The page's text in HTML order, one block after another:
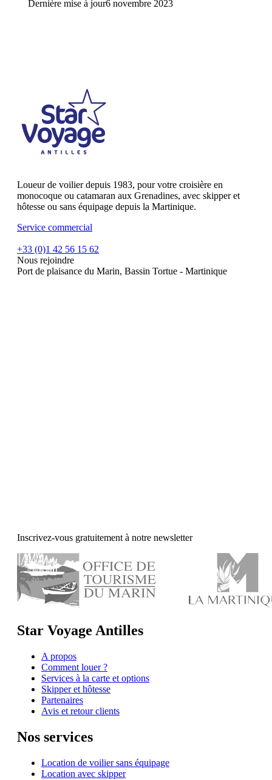
Dernière mise à jour6 novembre 2023
Loueur de voilier depuis 1983, pour votre croisière en
monocoque ou catamaran aux Grenadines, avec skipper et
hôtesse ou sans équipage depuis la Martinique.
Service commercial
+33 (0)1 42 56 15 62
Nous rejoindre
Port de plaisance du Marin, Bassin Tortue - Martinique
Inscrivez-vous gratuitement à notre newsletter
Star Voyage Antilles
A propos
Comment louer ?
Services à la carte et options
Skipper et hôtesse
Partenaires
Avis et retour clients
Nos services
Location de voilier sans équipage
Location avec skipper